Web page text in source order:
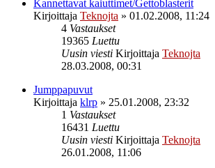
Kannettavat kaiuttimet/Gettoblasterit
Kirjoittaja Teknojta » 01.02.2008, 11:24
4 Vastaukset
19365 Luettu
Uusin viesti Kirjoittaja Teknojta
28.03.2008, 00:31
Jumppapuvut
Kirjoittaja klrp » 25.01.2008, 23:32
1 Vastaukset
16431 Luettu
Uusin viesti Kirjoittaja Teknojta
26.01.2008, 11:06